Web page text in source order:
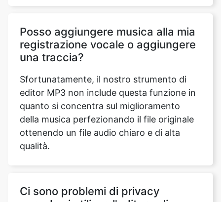
Sfortunatamente, il nostro strumento di
editor MP3 non include questa funzione in
quanto si concentra sul miglioramento
della musica perfezionando il file originale
ottenendo un file audio chiaro e di alta
qualità.
Ci sono problemi di privacy
No, non c'è bisogno di preoccuparsi